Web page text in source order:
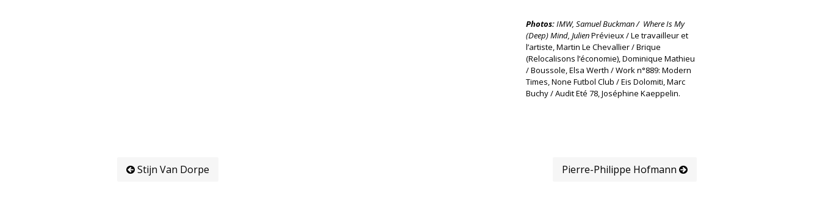
Photos:IMW, Samuel Buckman / Where Is My
(Deep) Mind, JulienPrévieux / Le travailleur et
l’artiste, Martin Le Chevallier / Brique
(Relocalisons l’économie), Dominique Mathieu
/ Boussole, Elsa Werth / Work n°889: Modern
Times, None Futbol Club / Eis Dolomiti, Marc
Buchy / Audit Eté 78, Joséphine Kaeppelin.
Pierre-Philippe Hofmann
Stijn Van Dorpe